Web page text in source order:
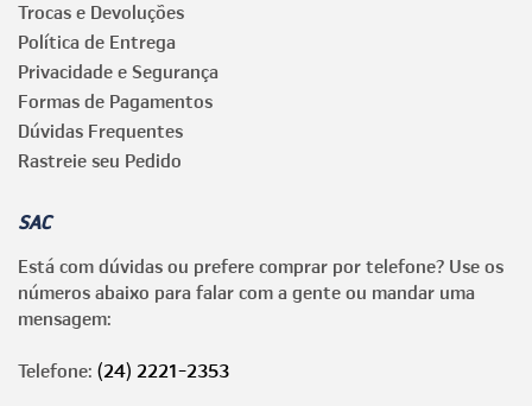
Trocas e Devoluções
Política de Entrega
Privacidade e Segurança
Formas de Pagamentos
Dúvidas Frequentes
Rastreie seu Pedido
SAC
Está com dúvidas ou prefere comprar por telefone? Use os
números abaixo para falar com a gente ou mandar uma
mensagem:
Telefone: (24) 2221-2353